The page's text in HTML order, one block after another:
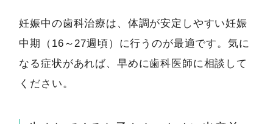
妊娠中の歯科治療は、体調が安定しやすい妊娠
中期（16～27週頃）に行うのが最適です。気に
なる症状があれば、早めに歯科医師に相談して
ください。